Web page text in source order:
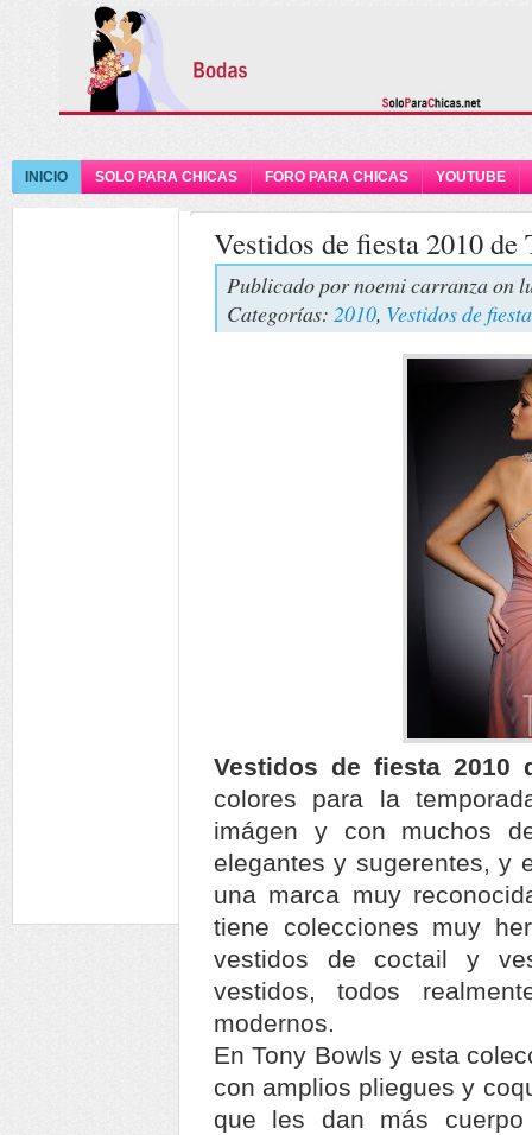
INICIO SOLO PARA CHICAS FORO PARA CHICAS YOUTUBE
Vestidos de fiesta 2010 de
Publicado pornoemi carranzaon
Categorías: 2010, Vestidos de fiesta
Vestidos de fiesta 2010
colores para la
imágen y con muchos
elegantes y sugerentes, y
una marca muy
tiene colecciones muy
vestidos de coctail y
vestidos, todos
modernos.
En Tony Bowls y esta
con amplios pliegues y
que les dan más